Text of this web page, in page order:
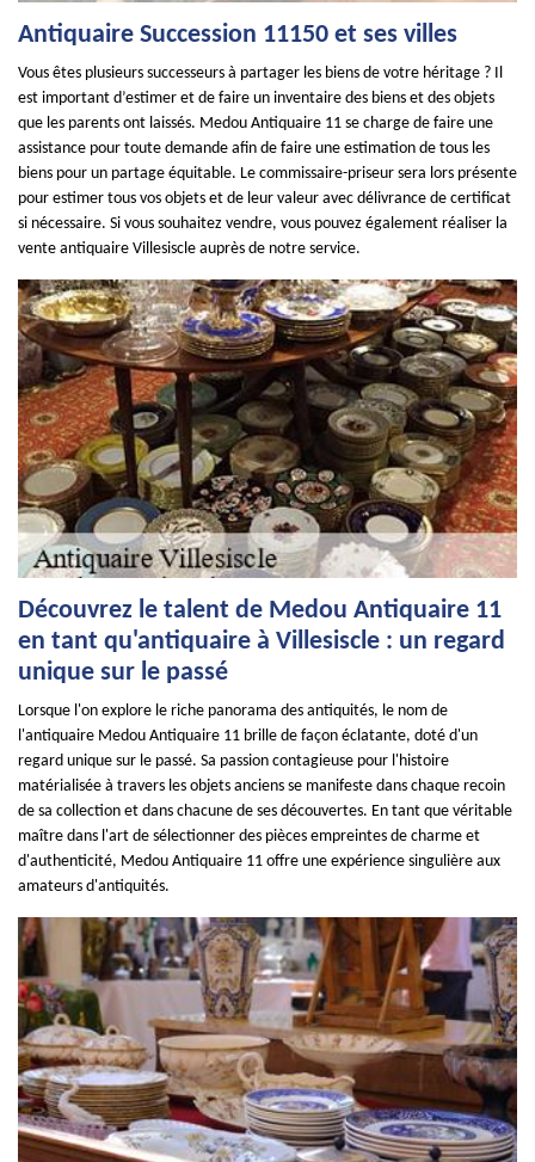
Antiquaire Succession 11150 et ses villes
Vous êtes plusieurs successeurs à partager les biens de votre héritage ? Il
est important d’estimer et de faire un inventaire des biens et des objets
que les parents ont laissés. Medou Antiquaire 11 se charge de faire une
assistance pour toute demande afin de faire une estimation de tous les
biens pour un partage équitable. Le commissaire-priseur sera lors présente
pour estimer tous vos objets et de leur valeur avec délivrance de certificat
si nécessaire. Si vous souhaitez vendre, vous pouvez également réaliser la
vente antiquaire Villesiscle auprès de notre service.
Découvrez le talent de Medou Antiquaire 11
en tant qu'antiquaire à Villesiscle : un regard
unique sur le passé
Lorsque l'on explore le riche panorama des antiquités, le nom de
l'antiquaire Medou Antiquaire 11 brille de façon éclatante, doté d'un
regard unique sur le passé. Sa passion contagieuse pour l'histoire
matérialisée à travers les objets anciens se manifeste dans chaque recoin
de sa collection et dans chacune de ses découvertes. En tant que véritable
maître dans l'art de sélectionner des pièces empreintes de charme et
d'authenticité, Medou Antiquaire 11 offre une expérience singulière aux
amateurs d'antiquités.